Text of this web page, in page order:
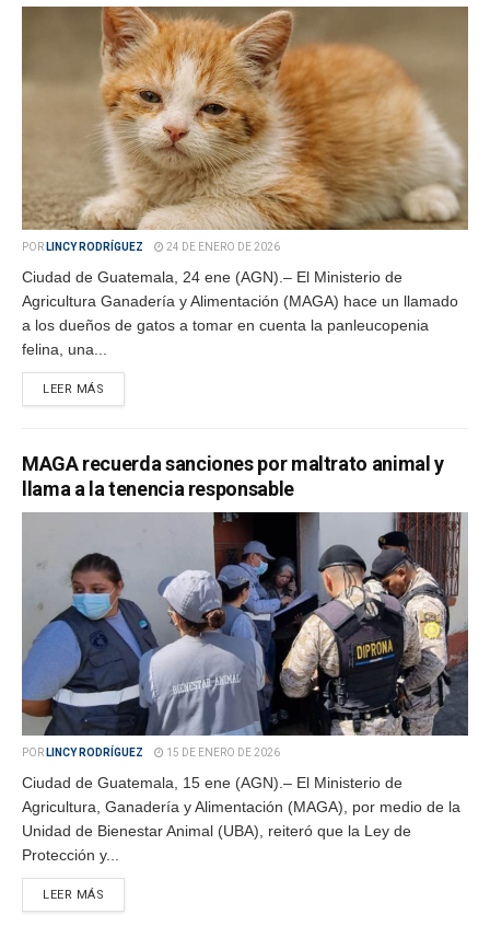
POR LINCY RODRÍGUEZ 24 DE ENERO DE 2026
Ciudad de Guatemala, 24 ene (AGN).– El Ministerio de
Agricultura Ganadería y Alimentación (MAGA) hace un llamado
a los dueños de gatos a tomar en cuenta la panleucopenia
felina, una...
LEER MÁS
MAGA recuerda sanciones por maltrato animal y
llama a la tenencia responsable
POR LINCY RODRÍGUEZ 15 DE ENERO DE 2026
Ciudad de Guatemala, 15 ene (AGN).– El Ministerio de
Agricultura, Ganadería y Alimentación (MAGA), por medio de la
Unidad de Bienestar Animal (UBA), reiteró que la Ley de
Protección y...
LEER MÁS